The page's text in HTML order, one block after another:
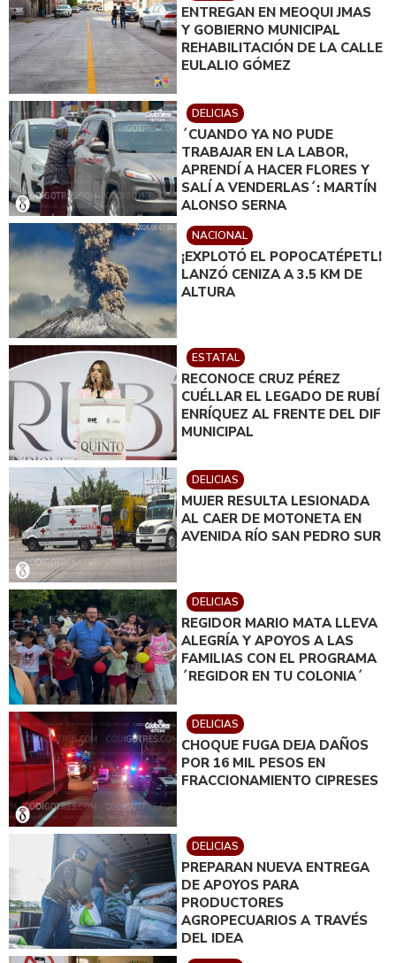
ENTREGAN EN MEOQUI JMAS
Y GOBIERNO MUNICIPAL
REHABILITACIÓN DE LA CALLE
EULALIO GÓMEZ
DELICIAS
´CUANDO YA NO PUDE
TRABAJAR EN LA LABOR,
APRENDÍ A HACER FLORES Y
SALÍ A VENDERLAS´: MARTÍN
ALONSO SERNA
NACIONAL
¡EXPLOTÓ EL POPOCATÉPETL!
LANZÓ CENIZA A 3.5 KM DE
ALTURA
ESTATAL
RECONOCE CRUZ PÉREZ
CUÉLLAR EL LEGADO DE RUBÍ
ENRÍQUEZ AL FRENTE DEL DIF
MUNICIPAL
DELICIAS
MUJER RESULTA LESIONADA
AL CAER DE MOTONETA EN
AVENIDA RÍO SAN PEDRO SUR
DELICIAS
REGIDOR MARIO MATA LLEVA
ALEGRÍA Y APOYOS A LAS
FAMILIAS CON EL PROGRAMA
´REGIDOR EN TU COLONIA´
DELICIAS
CHOQUE FUGA DEJA DAÑOS
POR 16 MIL PESOS EN
FRACCIONAMIENTO CIPRESES
DELICIAS
PREPARAN NUEVA ENTREGA
DE APOYOS PARA
PRODUCTORES
AGROPECUARIOS A TRAVÉS
DEL IDEA